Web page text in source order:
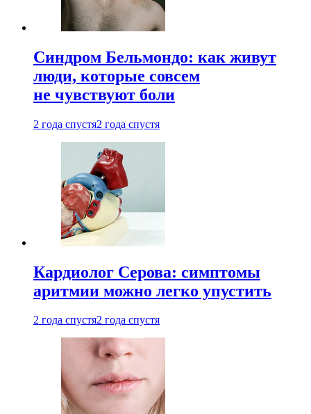
Синдром Бельмондо: как живут
люди, которые совсем
не чувствуют боли
2 года спустя2 года спустя
Кардиолог Серова: симптомы
аритмии можно легко упустить
2 года спустя2 года спустя